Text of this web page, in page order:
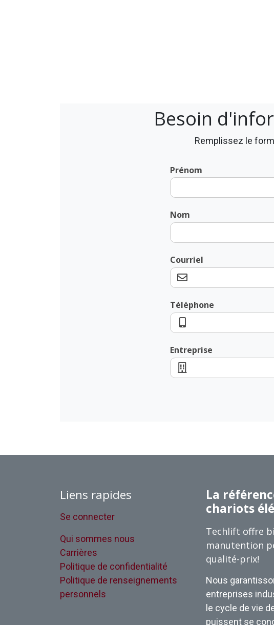
Besoin
Remplissez le
Prénom
Nom
Courriel
Téléphone
Entreprise
Liens rapides
Se connecter
Qui sommes nous
Carrières
Politique de confidentialité
Politique de renseignements
personnels
La
chariots
Techlift offre
manutention
qualité-prix!
Nous
entreprises
le cycle de vie
puissent se